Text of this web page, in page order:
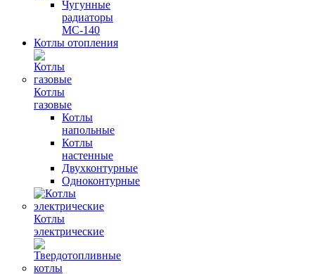
Чугунные
радиаторы
МС-140
Котлы отопления
Котлы
газовые
Котлы
напольные
Котлы
настенные
Двухконтурные
Одноконтурные
Котлы
электрические